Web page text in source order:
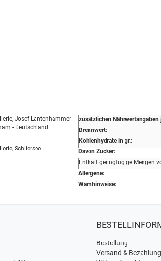
Josef-Lantenhammer-
- Deutschland
Schliersee
zusätzlichen Nährwertangaben
Brennwert:
Kohlenhydrate in gr.:
Davon Zucker:
Enthält geringfügige Mengen
Allergene:
Warnhinweise:
Bestellung
Versand & Bezahlung